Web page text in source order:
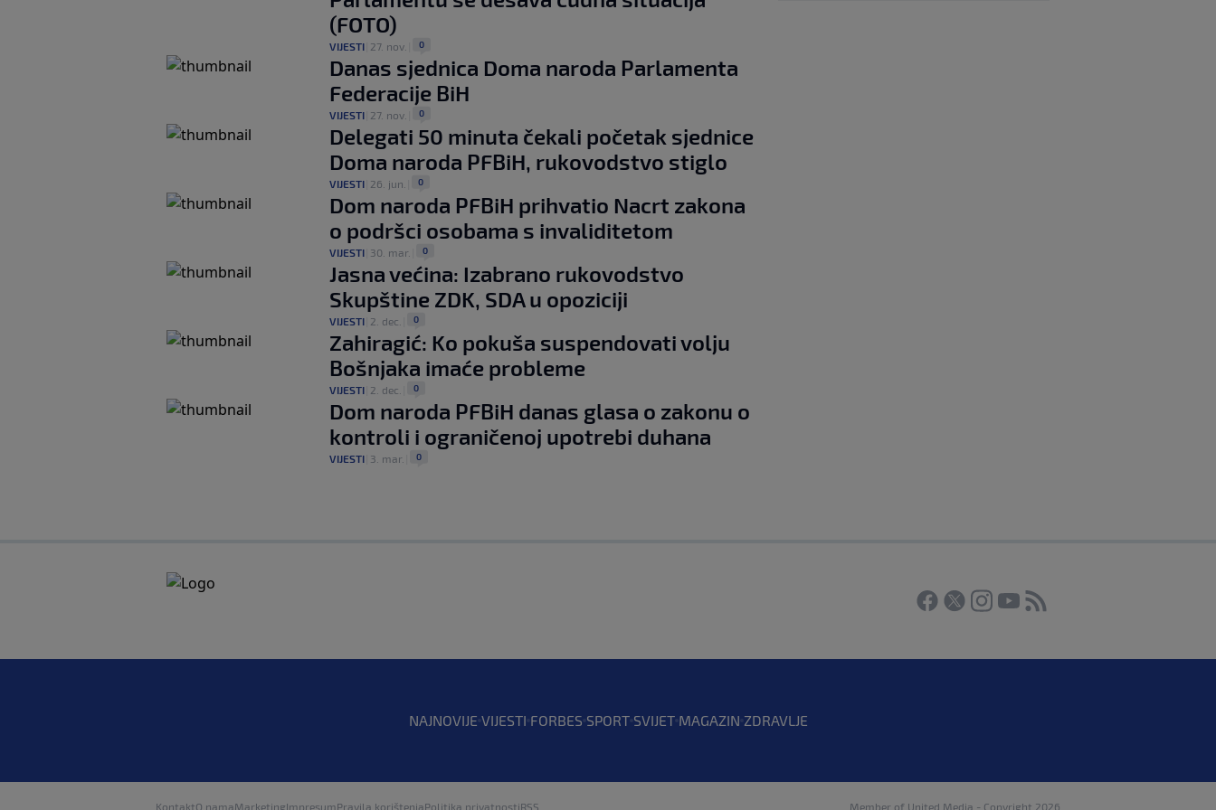
(FOTO)
VIJESTI 27. nov. 0
Danas sjednica Doma naroda Parlamenta
Federacije BiH
VIJESTI 27. nov. 0
Delegati 50 minuta čekali početak sjednice
Doma naroda PFBiH, rukovodstvo stiglo
VIJESTI 26. jun. 0
Dom naroda PFBiH prihvatio Nacrt zakona
o podršci osobama s invaliditetom
VIJESTI 30. mar. 0
Jasna većina: Izabrano rukovodstvo
Skupštine ZDK, SDA u opoziciji
VIJESTI 2. dec. 0
Zahiragić: Ko pokuša suspendovati volju
Bošnjaka imaće probleme
VIJESTI 2. dec. 0
Dom naroda PFBiH danas glasa o zakonu o
kontroli i ograničenoj upotrebi duhana
VIJESTI 3. mar. 0
NAJNOVIJE VIJESTI FORBES SPORT SVIJET MAGAZIN ZDRAVLJE
KontaktO namaMarketingImpresumPravila korištenjaPolitika privatnostiRSS Member of United Media - Copyright 2026